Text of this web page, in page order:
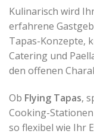
Kulinarisch wird
erfahrene
Tapas-Konzepte,
Catering und
den offenen
Ob Flying Tapas,
Cooking-
so flexibel wie Ihr